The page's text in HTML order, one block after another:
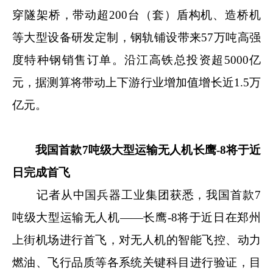
穿隧架桥，带动超200台（套）盾构机、造桥机
等大型设备研发定制，钢轨铺设带来57万吨高强
度特种钢销售订单。沿江高铁总投资超5000亿
元，据测算将带动上下游行业增加值增长近1.5万
亿元。
我国首款7吨级大型运输无人机长鹰-8将于近
日完成首飞
记者从中国兵器工业集团获悉，我国首款7
吨级大型运输无人机——长鹰-8将于近日在郑州
上街机场进行首飞，对无人机的智能飞控、动力
燃油、飞行品质等各系统关键科目进行验证，目